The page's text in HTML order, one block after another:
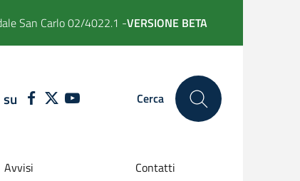
San Carlo 02/4022.1 -VERSIONE BETA
FACEBOOK
TWITTERYOUTUBE Cerca
Avvisi Contatti